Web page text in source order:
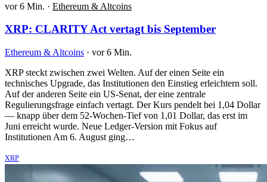
vor 6 Min. · Ethereum & Altcoins
XRP: CLARITY Act vertagt bis September
Ethereum & Altcoins · vor 6 Min.
XRP steckt zwischen zwei Welten. Auf der einen Seite ein
technisches Upgrade, das Institutionen den Einstieg erleichtern soll.
Auf der anderen Seite ein US-Senat, der eine zentrale
Regulierungsfrage einfach vertagt. Der Kurs pendelt bei 1,04 Dollar
— knapp über dem 52-Wochen-Tief von 1,01 Dollar, das erst im
Juni erreicht wurde. Neue Ledger-Version mit Fokus auf
Institutionen Am 6. August ging…
XRP